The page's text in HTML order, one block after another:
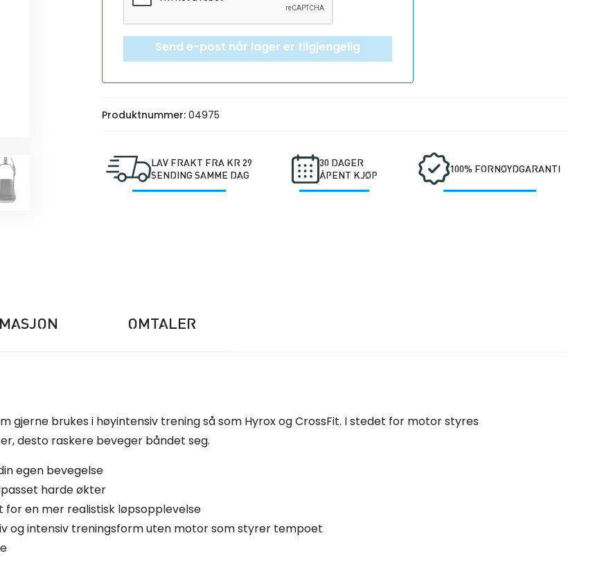
Send e-post når lager er tilgjengelig
Produktnummer: 04975
LAV FRAKT FRA KR 29
SENDING SAMME DAG
30 DAGER
ÅPENT KJØP
100% FORNØYDGARANTI
OMTALER
gjerne brukes i høyintensiv trening så som Hyrox og CrossFit. I stedet for motor styres
desto raskere beveger båndet seg.
egen bevegelse
harde økter
en mer realistisk løpsopplevelse
og intensiv treningsform uten motor som styrer tempoet